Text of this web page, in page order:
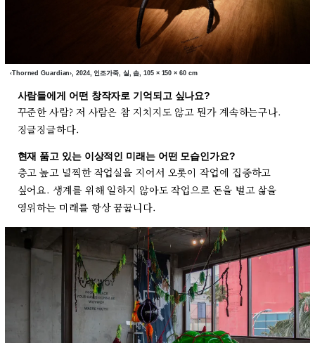
‹Thorned Guardian›, 2024, 인조가죽, 실, 솜, 105 × 150 × 60 cm
사람들에게 어떤 창작자로 기억되고 싶나요?
꾸준한 사람? 저 사람은 참 지치지도 않고 뭔가 계속하는구나.
징글징글하다.
현재 품고 있는 이상적인 미래는 어떤 모습인가요?
층고 높고 널찍한 작업실을 지어서 오롯이 작업에 집중하고
싶어요. 생계를 위해 일하지 않아도 작업으로 돈을 벌고 삶을
영위하는 미래를 항상 꿈꿉니다.